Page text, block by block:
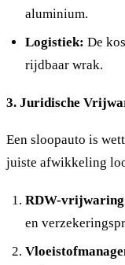
aluminium.
Logistiek: De
rijdbaar wrak.
3. Juridische
Een sloopauto is
juiste afwikkeling
RDW-
en